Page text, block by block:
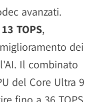
avanzati.
TOPS,
dei
Il combinato
del Core Ultra 9